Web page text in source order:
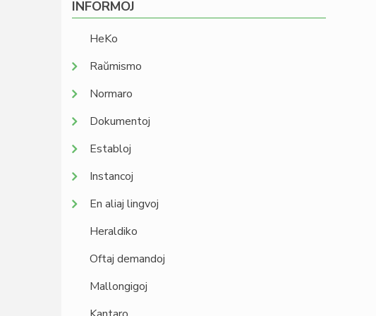
INFORMOJ
HeKo
Raŭmismo
Normaro
Dokumentoj
Establoj
Instancoj
En aliaj lingvoj
Heraldiko
Oftaj demandoj
Mallongigoj